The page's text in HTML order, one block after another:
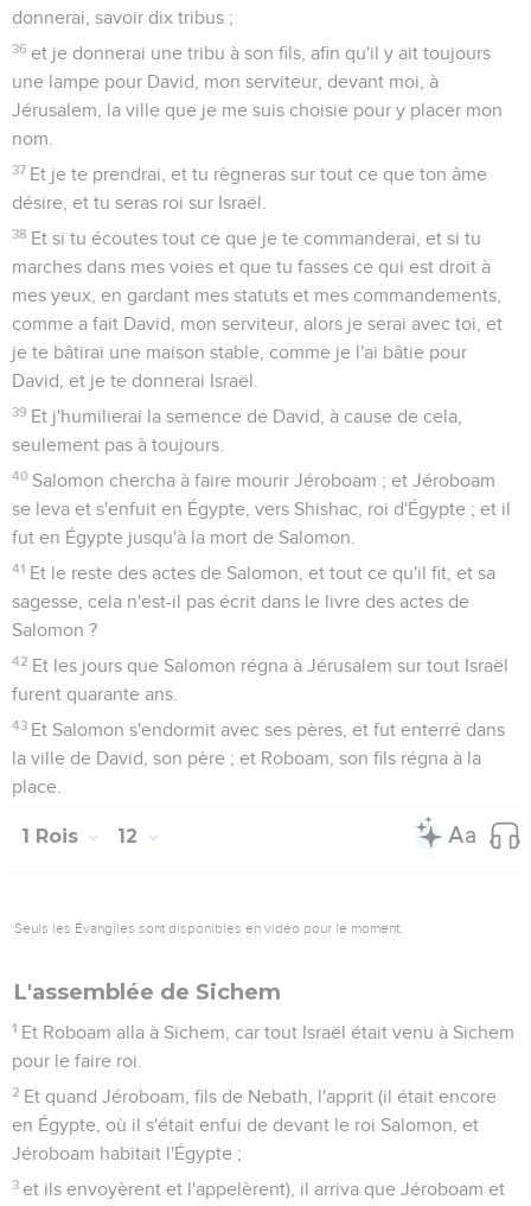
donnerai, savoir dix tribus ;
36 et je donnerai une tribu à son fils, afin qu'il y ait toujours
une lampe pour David, mon serviteur, devant moi, à
Jérusalem, la ville que je me suis choisie pour y placer mon
nom.
37 Et je te prendrai, et tu règneras sur tout ce que ton âme
désire, et tu seras roi sur Israël.
38 Et si tu écoutes tout ce que je te commanderai, et si tu
marches dans mes voies et que tu fasses ce qui est droit à
mes yeux, en gardant mes statuts et mes commandements,
comme a fait David, mon serviteur, alors je serai avec toi, et
je te bâtirai une maison stable, comme je l'ai bâtie pour
David, et je te donnerai Israël.
39 Et j'humilierai la semence de David, à cause de cela,
seulement pas à toujours.
40 Salomon chercha à faire mourir Jéroboam ; et Jéroboam
se leva et s'enfuit en Égypte, vers Shishac, roi d'Égypte ; et il
fut en Égypte jusqu'à la mort de Salomon.
41 Et le reste des actes de Salomon, et tout ce qu'il fit, et sa
sagesse, cela n'est-il pas écrit dans le livre des actes de
Salomon ?
42 Et les jours que Salomon régna à Jérusalem sur tout Israël
furent quarante ans.
43 Et Salomon s'endormit avec ses pères, et fut enterré dans
la ville de David, son père ; et Roboam, son fils régna à la
place.
1 Rois 12
Seuls les Évangiles sont disponibles en vidéo pour le moment.
L'assemblée de Sichem
1 Et Roboam alla à Sichem, car tout Israël était venu à Sichem
pour le faire roi.
2 Et quand Jéroboam, fils de Nebath, l'apprit (il était encore
en Égypte, où il s'était enfui de devant le roi Salomon, et
Jéroboam habitait l'Égypte ;
3 et ils envoyèrent et l'appelèrent), il arriva que Jéroboam et